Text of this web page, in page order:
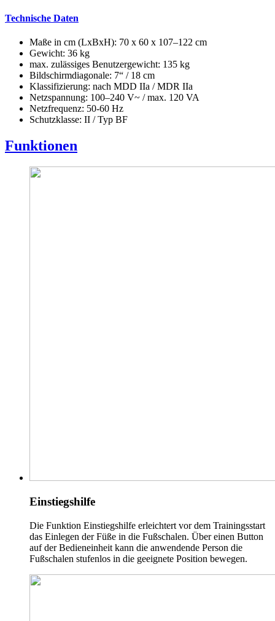
Technische Daten
Maße in cm (LxBxH): 70 x 60 x 107–122 cm
Gewicht: 36 kg
max. zulässiges Benutzergewicht: 135 kg
Bildschirmdiagonale: 7“ / 18 cm
Klassifizierung: nach MDD IIa / MDR IIa
Netzspannung: 100–240 V~ / max. 120 VA
Netzfrequenz: 50-60 Hz
Schutzklasse: II / Typ BF
Funktionen
Einstiegshilfe
Die Funktion Einstiegshilfe erleichtert vor dem Trainingsstart
das Einlegen der Füße in die Fußschalen. Über einen Button
auf der Bedieneinheit kann die anwendende Person die
Fußschalen stufenlos in die geeignete Position bewegen.